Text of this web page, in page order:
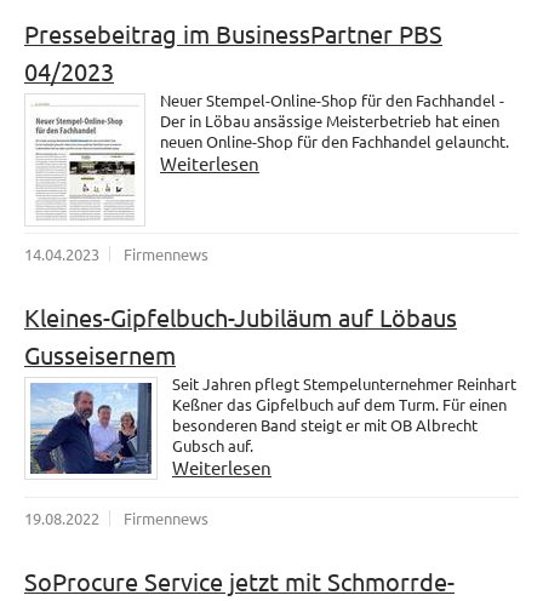
Pressebeitrag im BusinessPartner PBS
04/2023
Neuer Stempel-Online-Shop für den Fachhandel -
Der in Löbau ansässige Meisterbetrieb hat einen
neuen Online-Shop für den Fachhandel gelauncht.
Weiterlesen
14.04.2023 Firmennews
Kleines-Gipfelbuch-Jubiläum auf Löbaus
Gusseisernem
Seit Jahren pflegt Stempelunternehmer Reinhart
Keßner das Gipfelbuch auf dem Turm. Für einen
besonderen Band steigt er mit OB Albrecht
Gubsch auf.
Weiterlesen
19.08.2022 Firmennews
SoProcure Service jetzt mit Schmorrde-